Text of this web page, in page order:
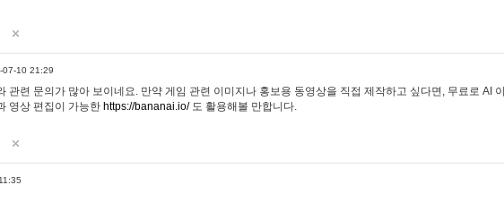
07-10 21:29
관련 문의가 많아 보이네요. 만약 게임 관련 이미지나 홍보용 동영상을 직접 제작하고 싶다면, 무료로 AI 이
영상 편집이 가능한 https://bananai.io/도 활용해볼 만합니다.